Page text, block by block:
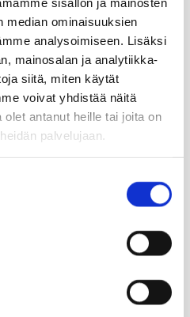
median ominaisuuksien
analysoimiseen. Lisäksi
mainosalan ja analytiikka-
siitä, miten käytät
voivat yhdistää näitä
antanut heille tai joita on
palvelujaan.
Raaseporin kaupunki on
hyväntekeväisyyteen. Tänä
niiden ukrainalaisten
ja suojaa Raaseporista.
Tenala-Bromarv